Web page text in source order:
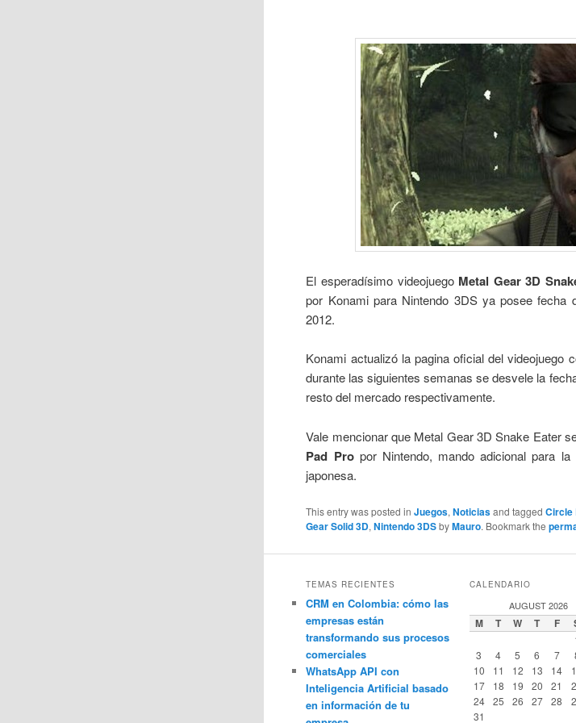
El esperadísimo videojuego Metal Gear 3D
por Konami para Nintendo 3DS ya posee
2012.
Konami actualizó la pagina oficial del videojuego
durante las siguientes semanas se desvele la
resto del mercado respectivamente.
Vale mencionar que Metal Gear 3D Snake Eater
Pad Propor Nintendo, mando adicional para la
japonesa.
This entry was posted inJuegos,Noticiasand taggedCircle
Gear Solid 3D,Nintendo 3DSbyMauro. Bookmark the
TEMAS RECIENTES
CRM en Colombia: cómo las
empresas están
transformando sus procesos
comerciales
WhatsApp API con
Inteligencia Artificial basado
en información de tu
CALENDARIO
AUGUST 2026
M T W T F
3
4 5 6 7
10
11 12 13 14
17
18 19 20 21
24
25 26 27 28
31